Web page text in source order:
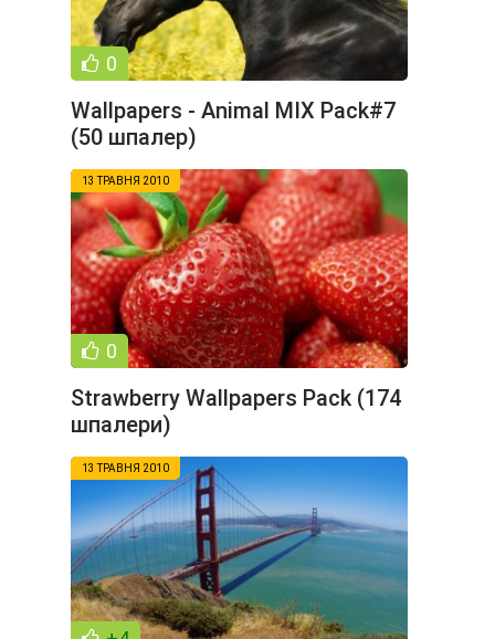
0
Wallpapers - Animal MIX Pack#7
(50 шпалер)
13 ТРАВНЯ 2010
0
Strawberry Wallpapers Pack (174
шпалери)
13 ТРАВНЯ 2010